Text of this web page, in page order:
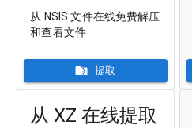
从 NSIS 文件在线免费解压
和查看文件
提取
从 XZ 在线提取